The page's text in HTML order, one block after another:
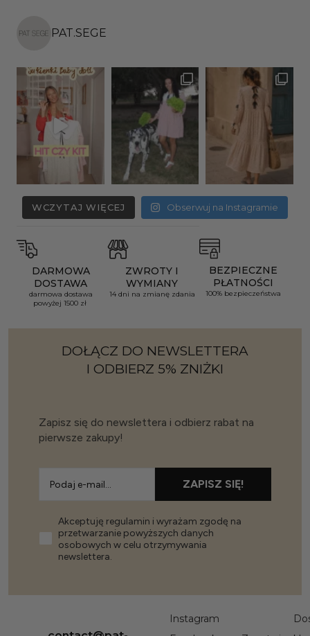
PAT.SEGE
WCZYTAJ WIĘCEJ Obserwuj na Instagramie
DARMOWA
DOSTAWA
darmowa dostawa
powyżej 1500 zł
ZWROTY I
WYMIANY
14 dni na zmianę zdania
BEZPIECZNE
PŁATNOŚCI
100% bezpieczeństwa
DOŁĄCZ DO NEWSLETTERA
I ODBIERZ 5% ZNIŻKI
Zapisz się do newslettera i odbierz rabat na
pierwsze zakupy!
ZAPISZ SIĘ!
Akceptuję regulamin i wyrażam zgodę na
przetwarzanie powyższych danych
osobowych w celu otrzymywania
newslettera.
Instagram